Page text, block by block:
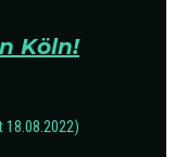
Köln!